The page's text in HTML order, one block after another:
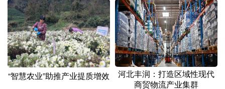
多语种频道
English Español Français عربى
Русский язык 日本語 한국어
“智慧农业”助推产业提质增效
河北丰润：打造区域性现代
商贸物流产业集群